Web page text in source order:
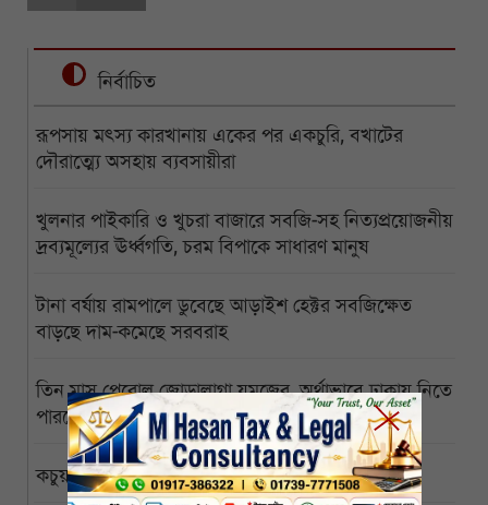
নির্বাচিত
রূপসায় মৎস্য কারখানায় একের পর একচুরি, বখাটের
দৌরাত্ম্যে অসহায় ব্যবসায়ীরা
খুলনার পাইকারি ও খুচরা বাজারে সবজি-সহ নিত্যপ্রয়োজনীয়
দ্রব্যমূল্যের ঊর্ধ্বগতি, চরম বিপাকে সাধারণ মানুষ
টানা বর্ষায় রামপালে ডুবেছে আড়াইশ হেক্টর সবজিক্ষেত
বাড়ছে দাম-কমেছে সরবরাহ
তিন মাস পেরোল জোড়ালাগা যমজের, অর্থাভাবে ঢাকায় নিতে
পারছেন না অসহায় বাবা
কচুয়ায় একই পরিবারের তিনজনের গলিত মরদেহ উদ্ধার